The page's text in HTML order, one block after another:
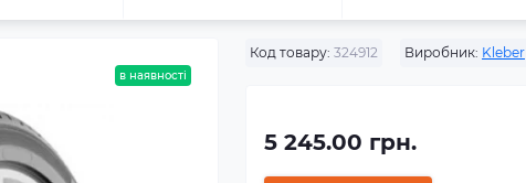
в наявності
Код товару: 324912 Виробник: Kleber
5 245.00 грн.